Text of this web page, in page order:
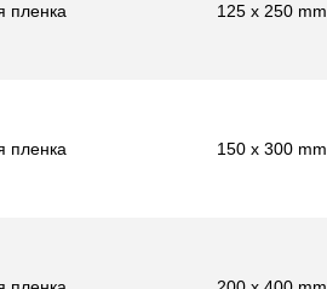
пленка 125 x 250 mm
пленка 150 x 300 mm